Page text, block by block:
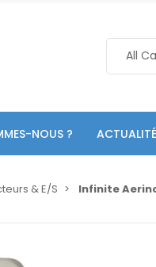
NOUS ?
& E/S Infinite